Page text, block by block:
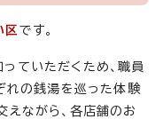
区 です。
ていただくため、職員
れの銭湯を巡った体験
えながら、各店舗のお